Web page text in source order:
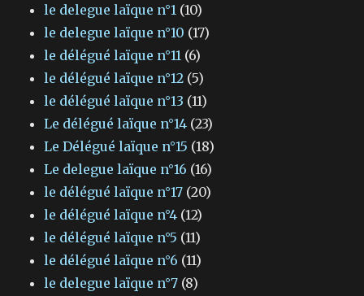
le delegue laïque n°1 (10)
le delegue laïque n°10 (17)
le délégué laïque n°11 (6)
le délégué laïque n°12 (5)
le délégué laïque n°13 (11)
Le délégué laïque n°14 (23)
Le Délégué laïque n°15 (18)
Le delegue laïque n°16 (16)
le délégué laïque n°17 (20)
le délégué laïque n°4 (12)
le délégué laïque n°5 (11)
le délégué laïque n°6 (11)
le delegue laïque n°7 (8)